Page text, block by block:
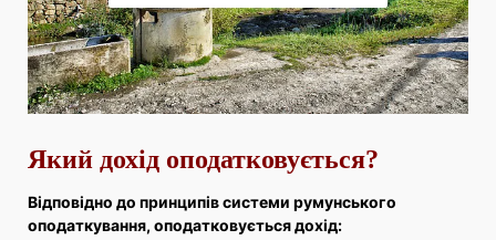
Який дохід оподатковується?
Відповідно до принципів системи румунського
оподаткування, оподатковується дохід: